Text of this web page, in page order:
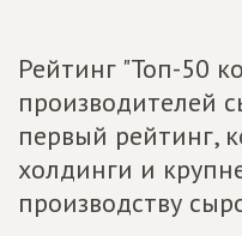
Рейтинг "Топ-50
производителей
первый рейтинг,
холдинги и
производству